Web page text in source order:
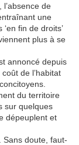
de
une
fin de droits’
plus à se
annoncé depuis
de l’habitat
du territoire
sur quelques
dépeuplent et
Sans doute, faut-